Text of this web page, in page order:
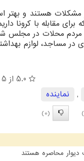
هستند و بهتر
مقابله با كرونا
مردم محلات در مجلس
مساجد، لوازم
5.0 از 5
,
نماینده
(0)
محاصره هستند